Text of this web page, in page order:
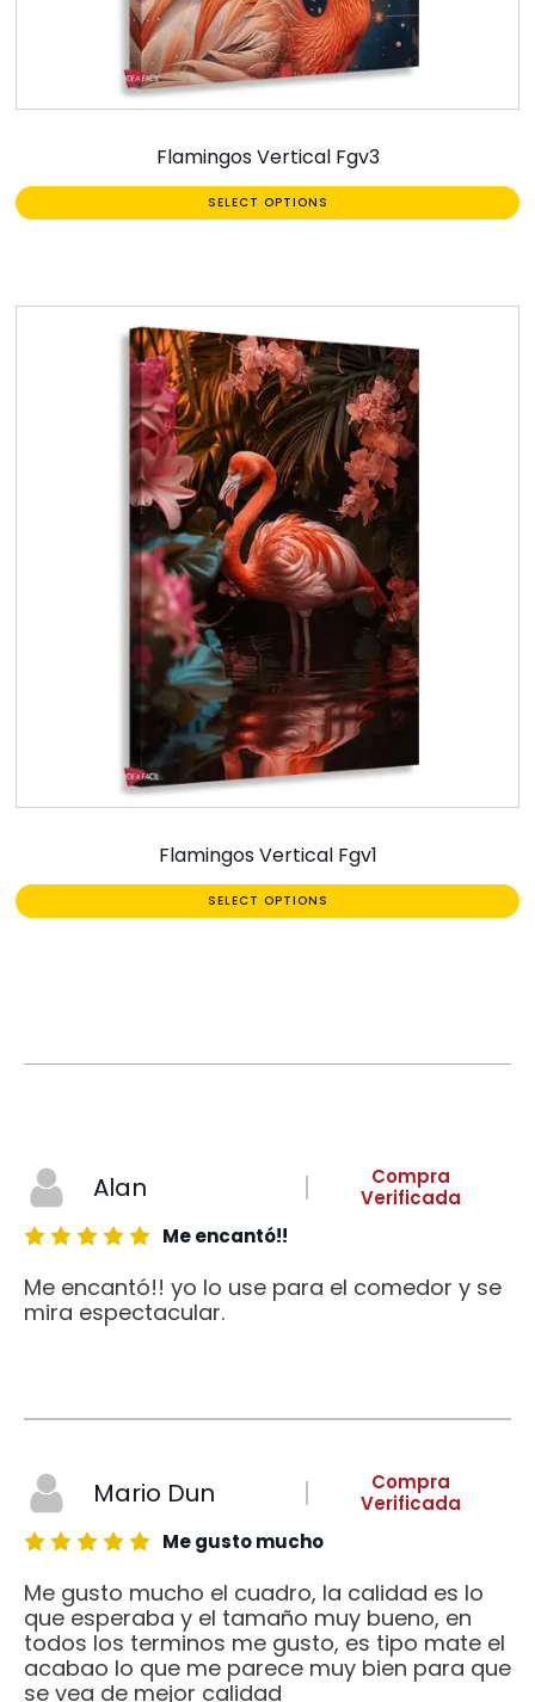
Flamingos Vertical Fgv3
SELECT OPTIONS
Flamingos Vertical Fgv1
SELECT OPTIONS
Alan
Compra
Verificada
Me encantó!!
Me encantó!! yo lo use para el comedor y se
mira espectacular.
Mario Dun
Compra
Verificada
Me gusto mucho
Me gusto mucho el cuadro, la calidad es lo
que esperaba y el tamaño muy bueno, en
todos los terminos me gusto, es tipo mate el
acabao lo que me parece muy bien para que
se vea de mejor calidad